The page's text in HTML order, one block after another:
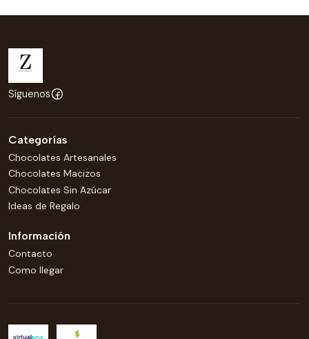
Síguenos
Categorías
Chocolates Artesanales
Chocolates Macizos
Chocolates Sin Azúcar
Ideas de Regalo
Información
Contacto
Como llegar